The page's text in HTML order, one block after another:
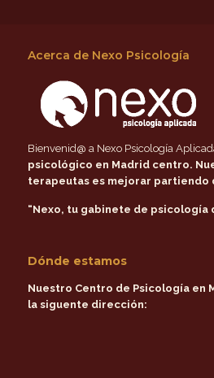
Acerca de Nexo Psicología
Bienvenid@ a Nexo Psicología
psicológico en Madrid centro.
terapeutas es mejorar partiendo
“Nexo, tu gabinete de psicología
Dónde estamos
Nuestro Centro de Psicología en
la siguente dirección: